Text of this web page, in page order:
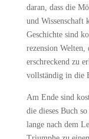
daran, dass die
und Wissenschaft
Geschichte sind
rezension Welten,
erschreckend zu
vollständig in die
Am Ende sind
die dieses Buch
lange nach dem